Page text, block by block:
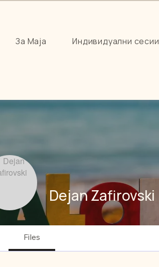
За Маја Индивидуални сесии
Dejan Zafirovski
Files